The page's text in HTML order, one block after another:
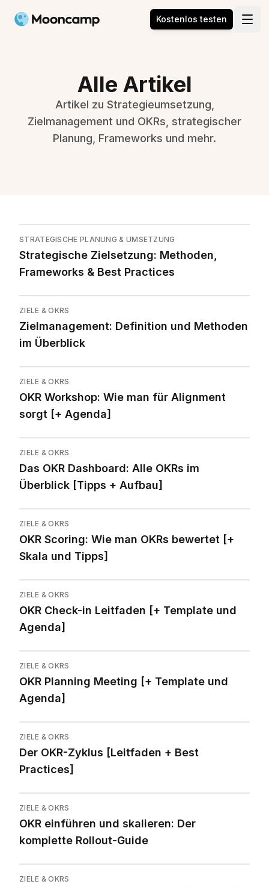
Mooncamp Kostenlos testen
Alle Artikel
Artikel zu Strategieumsetzung,
Zielmanagement und OKRs, strategischer
Planung, Frameworks und mehr.
STRATEGISCHE PLANUNG & UMSETZUNG
Strategische Zielsetzung: Methoden,
Frameworks & Best Practices
ZIELE & OKRS
Zielmanagement: Definition und Methoden
im Überblick
ZIELE & OKRS
OKR Workshop: Wie man für Alignment
sorgt [+ Agenda]
ZIELE & OKRS
Das OKR Dashboard: Alle OKRs im
Überblick [Tipps + Aufbau]
ZIELE & OKRS
OKR Scoring: Wie man OKRs bewertet [+
Skala und Tipps]
ZIELE & OKRS
OKR Check-in Leitfaden [+ Template und
Agenda]
ZIELE & OKRS
OKR Planning Meeting [+ Template und
Agenda]
ZIELE & OKRS
Der OKR-Zyklus [Leitfaden + Best
Practices]
ZIELE & OKRS
OKR einführen und skalieren: Der
komplette Rollout-Guide
ZIELE & OKRS